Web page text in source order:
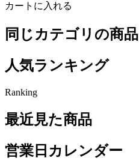
カートに入れる
同じカテゴリの商品
人気ランキング
Ranking
最近見た商品
営業日カレンダー